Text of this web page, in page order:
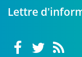
Lettre